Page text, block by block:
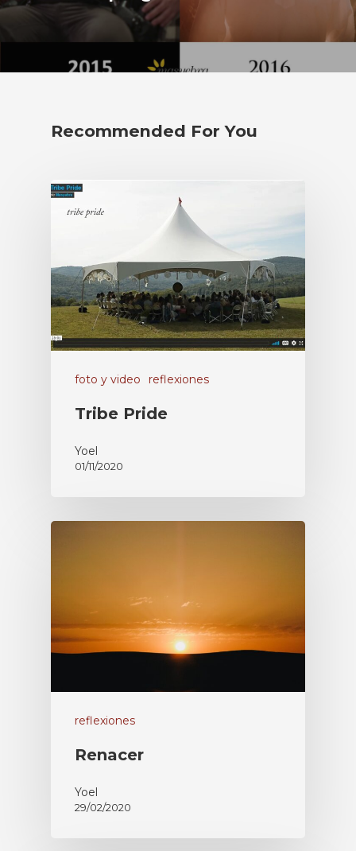
Recommended For You
foto y video reflexiones
Tribe Pride
Yoel
01/11/2020
reflexiones
Renacer
Yoel
29/02/2020
poesía
bitácora de yoel
DÓNDE
E: yoel@yoel.es
T: (+34) 626 059 815
Diseminados 43
Finca Liuramae